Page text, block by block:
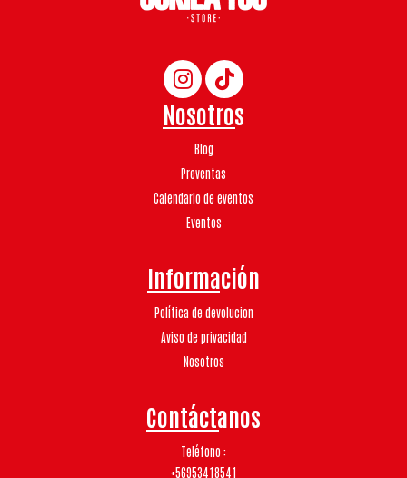
Nosotros
Blog
Preventas
Calendario de eventos
Eventos
Información
Política de devolucion
Aviso de privacidad
Nosotros
Contáctanos
Teléfono
+56953418541